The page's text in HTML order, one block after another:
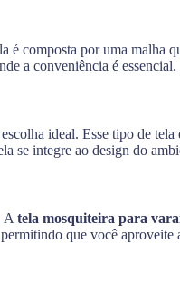
é composta por uma malha
a conveniência é essencial.
escolha ideal. Esse tipo de
se integre ao design do
A tela mosquiteira para
que você aproveite